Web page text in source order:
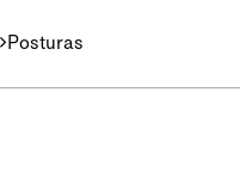
Posturas